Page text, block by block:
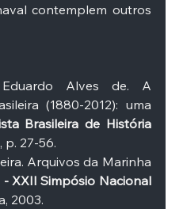
contemplem outros
Eduardo Alves de. A
(1880-2012): uma
Brasileira de História
p. 27-56.
Arquivos da Marinha
- XXII Simpósio Nacional
2003.